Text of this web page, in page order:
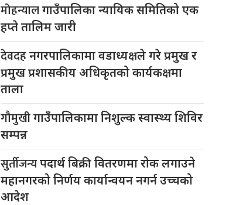
मोहन्यालगाउँपालिका न्यायिक समितिको एक
हप्ते तालिम जारी
देवदहनगरपालिकामा वडाध्यक्षले गरे प्रमुख र
प्रमुख प्रशासकीय अधिकृतको कार्यकक्षमा
ताला
गौमुखीगाउँपालिकामा निशुल्क स्वास्थ्य शिविर
सम्पन्न
सुर्तीजन्यपदार्थ बिक्री वितरणमा रोक लगाउने
महानगरको निर्णय कार्यान्वयन नगर्न उच्चको
आदेश